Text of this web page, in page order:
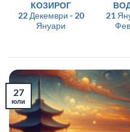
КОЗИРОГ
22 Декември - 20
Януари
21
27
юли